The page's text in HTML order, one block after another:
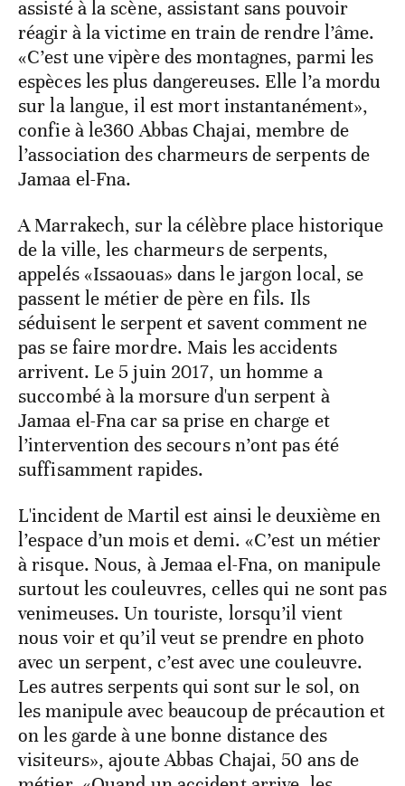
assisté à la scène, assistant sans pouvoir
réagir à la victime en train de rendre l’âme.
«C’est une vipère des montagnes, parmi les
espèces les plus dangereuses. Elle l’a mordu
sur la langue, il est mort instantanément»,
confie à le360 Abbas Chajai, membre de
l’association des charmeurs de serpents de
Jamaa el-Fna.
A Marrakech, sur la célèbre place historique
de la ville, les charmeurs de serpents,
appelés «Issaouas» dans le jargon local, se
passent le métier de père en fils. Ils
séduisent le serpent et savent comment ne
pas se faire mordre. Mais les accidents
arrivent. Le 5 juin 2017, un homme a
succombé à la morsure d'un serpent à
Jamaa el-Fna car sa prise en charge et
l’intervention des secours n’ont pas été
suffisamment rapides.
L'incident de Martil est ainsi le deuxième en
l’espace d’un mois et demi. «C’est un métier
à risque. Nous, à Jemaa el-Fna, on manipule
surtout les couleuvres, celles qui ne sont pas
venimeuses. Un touriste, lorsqu’il vient
nous voir et qu’il veut se prendre en photo
avec un serpent, c’est avec une couleuvre.
Les autres serpents qui sont sur le sol, on
les manipule avec beaucoup de précaution et
on les garde à une bonne distance des
visiteurs», ajoute Abbas Chajai, 50 ans de